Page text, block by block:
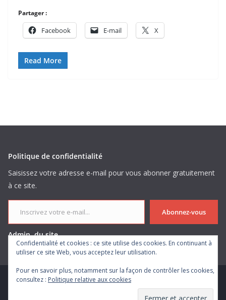
Partager :
Facebook E-mail X
Read More
Politique de confidentialité
Saisissez votre adresse e-mail pour vous abonner gratuitement
à ce site.
Inscrivez votre e-mail...
Abonnez-vous
Admin. du site
. Tous droits réservés.
Confidentialité et cookies : ce site utilise des cookies. En continuant à
utiliser ce site Web, vous acceptez leur utilisation.
Pour en savoir plus, notamment sur la façon de contrôler les cookies,
consultez : Politique relative aux cookies